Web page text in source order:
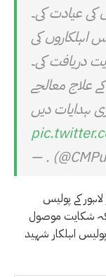
کی عیادت کی۔
اہلکاروں کی
دریافت کی۔
علاج معالجے
ہدایات دیں
— .
کے پولیس
شکایت موصول
ہوئی تھی کہ ان کی ناقص پالیسی کی وجہ سے 5 پولیس اہلکار شہید